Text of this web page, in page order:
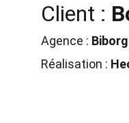
Client :
Agence : Biborg
Réalisation :